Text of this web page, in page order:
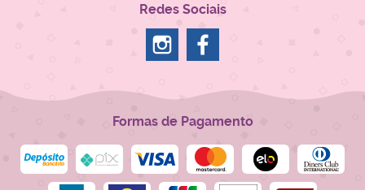
Redes Sociais
Formas de Pagamento